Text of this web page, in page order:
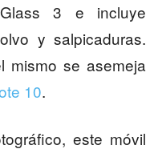
3 e incluye
y salpicaduras.
mismo se asemeja
10.
este móvil